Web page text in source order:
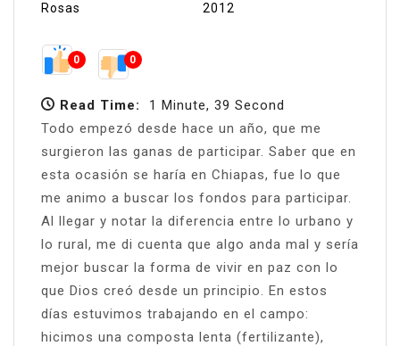
Rosas
2012
0 0
Read Time:
1 Minute, 39 Second
Todo empezó desde hace un año, que me
surgieron las ganas de participar. Saber que en
esta ocasión se haría en Chiapas, fue lo que
me animo a buscar los fondos para participar.
Al llegar y notar la diferencia entre lo urbano y
lo rural, me di cuenta que algo anda mal y sería
mejor buscar la forma de vivir en paz con lo
que Dios creó desde un principio. En estos
días estuvimos trabajando en el campo:
hicimos una composta lenta (fertilizante),